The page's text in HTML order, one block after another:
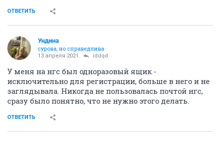
ОТВЕТИТЬ
Ундинa
сурова, но справедлива
13 апреля 2021 iddqd
У меня на нгс был одноразовый ящик -
исключительно для регистрации, больше в него и не
заглядывала. Никогда не пользовалась почтой нгс,
сразу было понятно, что не нужно этого делать.
ОТВЕТИТЬ